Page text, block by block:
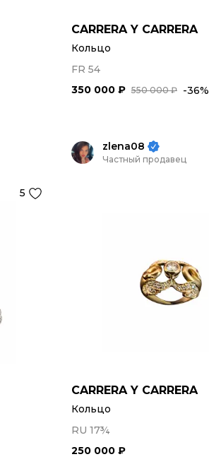
CARRERA Y CARRERA
Кольцо
FR 54
550 000 ₽
350 000 ₽ -36%
5
zlena08
Частный продавец
CARRERA Y CARRERA
Кольцо
RU 17¾
250 000 ₽